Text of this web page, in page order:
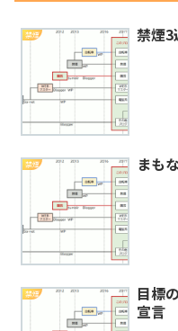
禁煙 禁煙3
禁煙 まも
禁煙
目標
宣言